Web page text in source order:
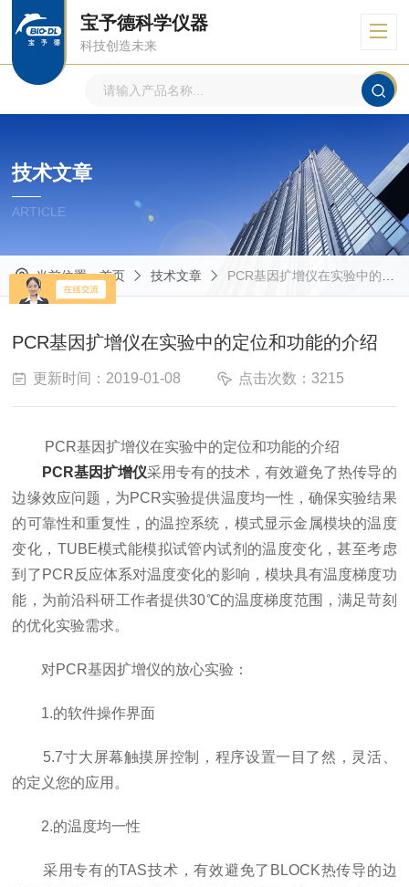
宝予德科学仪器
科技创造未来
技术文章
ARTICLE
当前位置：首页 技术文章 PCR基因扩增仪在实验中的定位和功能的介绍
PCR基因扩增仪在实验中的定位和功能的介绍
更新时间：2019-01-08 点击次数：3215
PCR基因扩增仪在实验中的定位和功能的介绍
PCR基因扩增仪采用专有的技术，有效避免了热传导的
边缘效应问题，为PCR实验提供温度均一性，确保实验结果
的可靠性和重复性，的温控系统，模式显示金属模块的温度
变化，TUBE模式能模拟试管内试剂的温度变化，甚至考虑
到了PCR反应体系对温度变化的影响，模块具有温度梯度功
能，为前沿科研工作者提供30℃的温度梯度范围，满足苛刻
的优化实验需求。
对PCR基因扩增仪的放心实验：
1.的软件操作界面
5.7寸大屏幕触摸屏控制，程序设置一目了然，灵活、
的定义您的应用。
2.的温度均一性
采用专有的TAS技术，有效避免了BLOCK热传导的边